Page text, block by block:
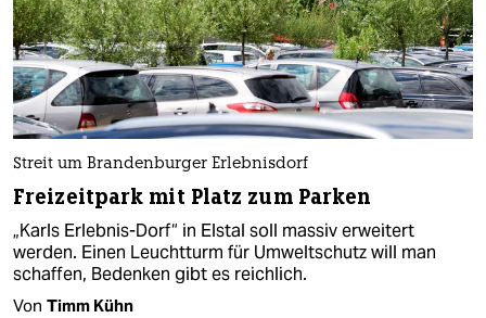
Streit um Brandenburger Erlebnisdorf
Freizeitpark mit Platz zum Parken
„Karls Erlebnis-Dorf“ in Elstal soll massiv erweitert
werden. Einen Leuchtturm für Umweltschutz will man
schaffen, Bedenken gibt es reichlich.
Von Timm Kühn